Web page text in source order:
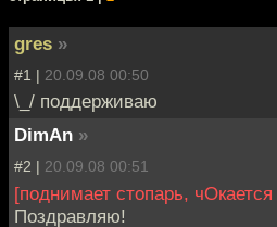
gres »
#1 | 20.09.08 00:50
\_/ поддерживаю
DimAn »
#2 | 20.09.08 00:51
[поднимает стопарь,
Поздравляю!